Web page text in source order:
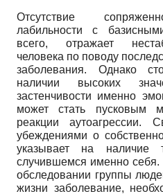
Отсутствие
лабильности с
всего, отражает
человека по поводу
заболевания. Однако
наличии высоких
застенчивости именно
может стать пусковым
реакции аутоагрессии.
убеждениями о
указывает на наличие
случившемся именно себя.
обследовании группы
жизни заболевание,